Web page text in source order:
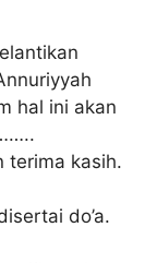
hal ini akan
terima kasih.
do’a.